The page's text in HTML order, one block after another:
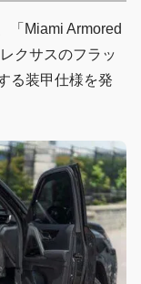
「Miami Armored
クサスのフラッ
る装甲仕様を発